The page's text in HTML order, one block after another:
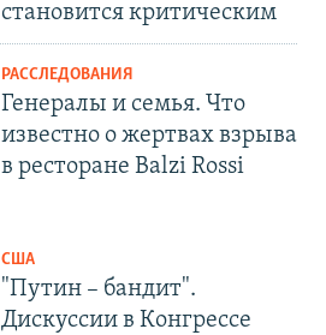
становится критическим
РАССЛЕДОВАНИЯ
Генералы и семья. Что
известно о жертвах взрыва
в ресторане Balzi Rossi
США
"Путин – бандит".
Дискуссии в Конгрессе